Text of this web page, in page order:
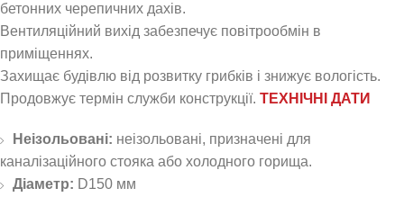
бетонних черепичних дахів.
Вентиляційний вихід забезпечує повітрообмін в
приміщеннях.
Захищає будівлю від розвитку грибків і знижує вологість.
Продовжує термін служби конструкції. ТЕХНІЧНІ ДАТИ
Неізольовані: неізольовані, призначені для
каналізаційного стояка або холодного горища.
Діаметр: D150 мм